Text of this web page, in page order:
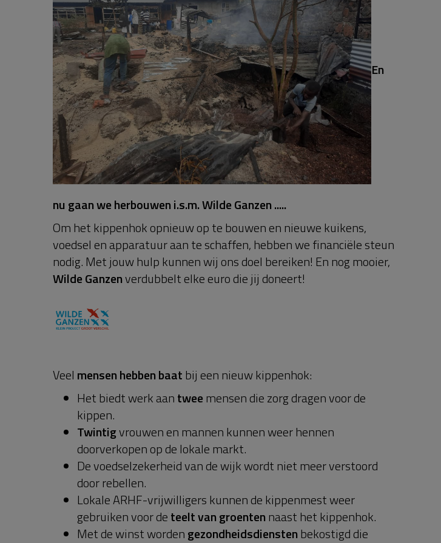
En
nu gaan we herbouwen i.s.m. Wilde Ganzen .....
Om het kippenhok opnieuw op te bouwen en nieuwe kuikens,
voedsel en apparatuur aan te schaffen, hebben we financiële steun
nodig. Met jouw hulp kunnen wij ons doel bereiken! En nog mooier,
Wilde Ganzenverdubbelt elke euro die jij doneert!
Veel mensen hebben baatbij een nieuw kippenhok:
Het biedt werk aantweemensen die zorg dragen voor de
kippen.
Twintigvrouwen en mannen kunnen weer hennen
doorverkopen op de lokale markt.
De voedselzekerheid van de wijk wordt niet meer verstoord
door rebellen.
Lokale ARHF-vrijwilligers kunnen de kippenmest weer
gebruiken voor deteelt van groentennaast het kippenhok.
Met de winst wordengezondheidsdienstenbekostigd die